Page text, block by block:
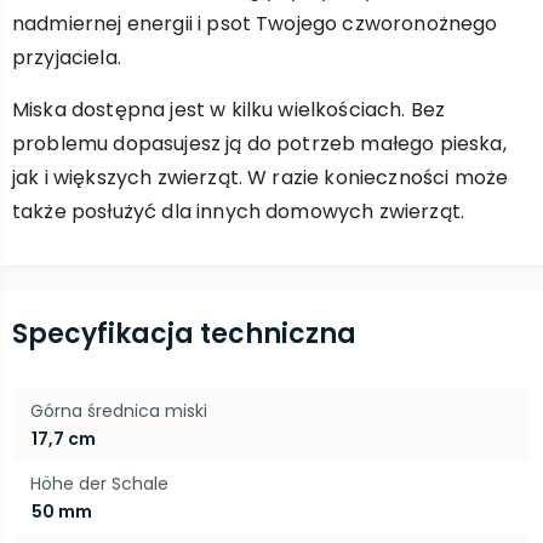
nadmiernej energii i psot Twojego czworonożnego
przyjaciela.
Miska dostępna jest w kilku wielkościach. Bez
problemu dopasujesz ją do potrzeb małego pieska,
jak i większych zwierząt. W razie konieczności może
także posłużyć dla innych domowych zwierząt.
Specyfikacja techniczna
Górna średnica miski
17,7 cm
Höhe der Schale
50 mm